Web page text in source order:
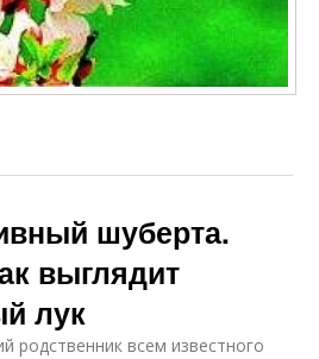
шуберта.
выглядит
лук
родственник всем известного